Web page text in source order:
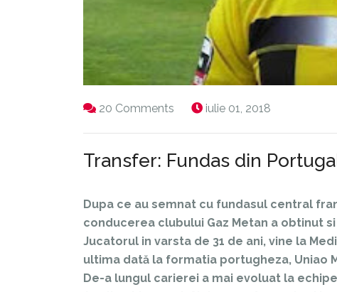
20 Comments iulie 01, 2018
Transfer: Fundas din
Dupa ce au semnat cu fundasul central
conducerea clubului Gaz Metan a obtinut
Jucatorul in varsta de 31 de ani, vine la
ultima dată la formatia portugheza, Uniao
De-a lungul carierei a mai evoluat la